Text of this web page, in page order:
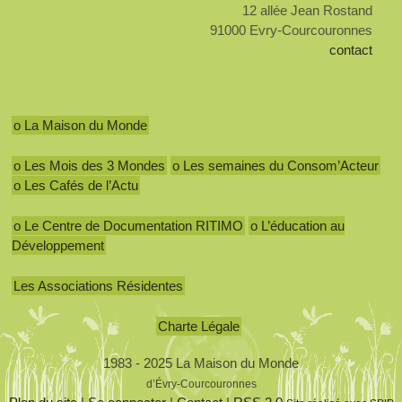
12 allée Jean Rostand
91000 Evry-Courcouronnes
contact
o La Maison du Monde
o Les Mois des 3 Mondes o Les semaines du Consom’Acteur
o Les Cafés de l’Actu
o Le Centre de Documentation RITIMO o L’éducation au
Développement
Les Associations Résidentes
Charte Légale
1983 - 2025 La Maison du Monde
d’Évry-Courcouronnes